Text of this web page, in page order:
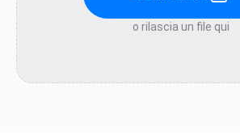
o rilascia un file qui